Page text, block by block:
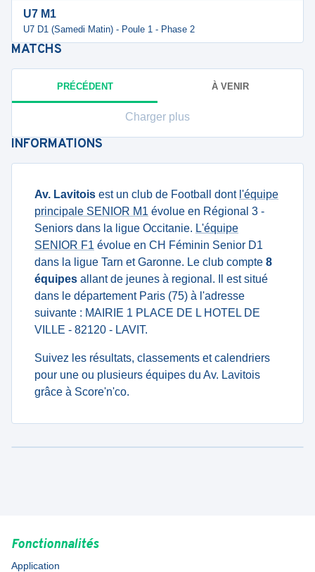
U7 M1
U7 D1 (Samedi Matin) - Poule 1 - Phase 2
MATCHS
PRÉCÉDENT À VENIR
Charger plus
INFORMATIONS
Av. Lavitois est un club de Football dont l'équipe
principale SENIOR M1 évolue en Régional 3 -
Seniors dans la ligue Occitanie. L'équipe
SENIOR F1 évolue en CH Féminin Senior D1
dans la ligue Tarn et Garonne. Le club compte 8
équipes allant de jeunes à regional. Il est situé
dans le département Paris (75) à l'adresse
suivante : MAIRIE 1 PLACE DE L HOTEL DE
VILLE - 82120 - LAVIT.
Suivez les résultats, classements et calendriers
pour une ou plusieurs équipes du Av. Lavitois
grâce à Score'n'co.
Fonctionnalités
Application